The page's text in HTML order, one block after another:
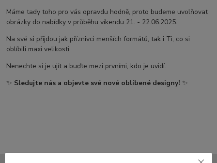
Máme tady toho pro vás opravdu hodně, proto budeme uvolňovat
obrázky do nabídky v průběhu víkendu 21. - 22.06.2025.
Na své si přijdou jak příznivci menších formátů, tak i Ti, co si
oblíbili maxi velikosti.
Nenechte si je ujít a buďte mezi prvními, kdo je uvidí.
✨ Sledujte nás a objevte své nové oblíbené designy! ✨